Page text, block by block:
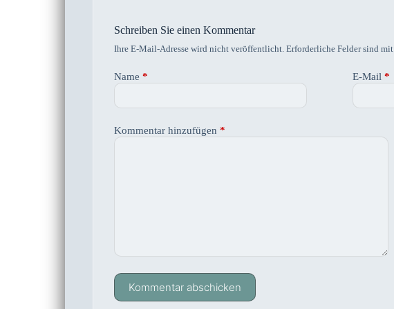
Schreiben Sie einen Kommentar
Ihre E-Mail-Adresse wird nicht veröffentlicht. Erforderliche Felder sind mit
Name * E-Mail*
Kommentar hinzufügen *
Kommentar abschicken